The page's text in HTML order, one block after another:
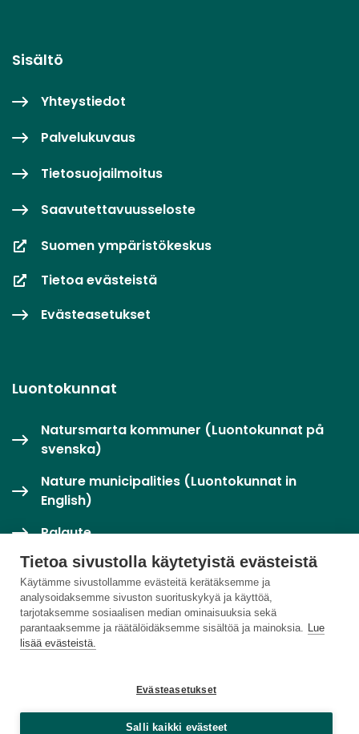
Tietoa sivustolla käytetyistä evästeistä
Käytämme sivustollamme evästeitä kerätäksemme ja
analysoidaksemme sivuston suorituskykyä ja käyttöä,
tarjotaksemme sosiaalisen median ominaisuuksia sekä
parantaaksemme ja räätälöidäksemme sisältöä ja mainoksia. Lue
lisää evästeistä.
Evästeasetukset
Salli kaikki evästeet
Sisältö
Yhteystiedot
Palvelukuvaus
Tietosuojailmoitus
Saavutettavuusseloste
Suomen ympäristökeskus
Tietoa evästeistä
Evästeasetukset
Luontokunnat
Natursmarta kommuner (Luontokunnat på
svenska)
Nature municipalities (Luontokunnat in
English)
Palaute
Twitter / X
Luontoloikka-palvelu